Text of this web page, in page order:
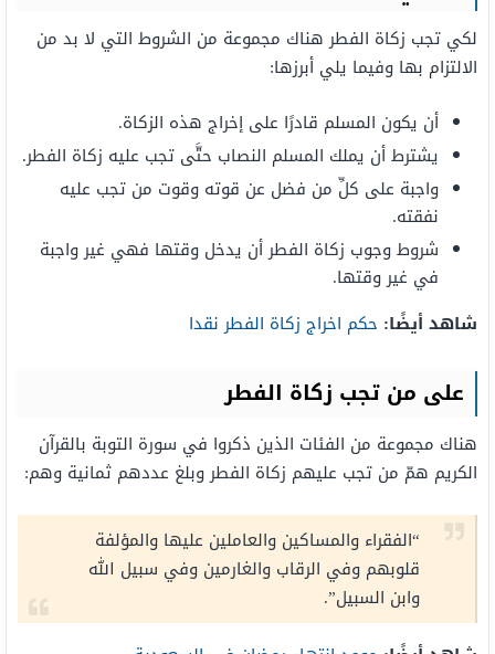
لكي تجب زكاة الفطر هناك مجموعة من الشروط التي لا بد من
الالتزام بها وفيما يلي أبرزها:
أن يكون المسلم قادرًا على إخراج هذه الزكاة.
يشترط أن يملك المسلم النصاب حتَّى تجب عليه زكاة الفطر.
واجبة على كلِّ من فضل عن قوته وقوت من تجب عليه
نفقته.
شروط وجوب زكاة الفطر أن يدخل وقتها فهي غير واجبة
في غير وقتها.
شاهد أيضًا: حكم اخراج زكاة الفطر نقدا
على من تجب زكاة الفطر
هناك مجموعة من الفئات الذين ذكروا في سورة التوبة بالقرآن
الكريم همّ من تجب عليهم زكاة الفطر وبلغ عددهم ثمانية وهم:
“الفقراء والمساكين والعاملين عليها والمؤلفة
قلوبهم وفي الرقاب والغارمين وفي سبيل الله
وابن السبيل”.